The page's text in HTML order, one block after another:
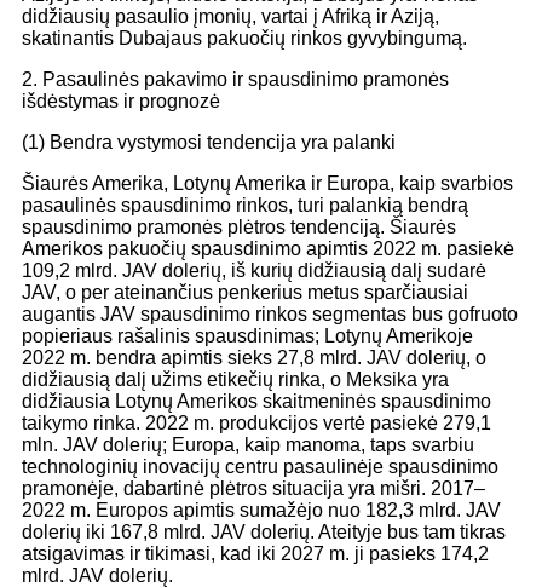
didžiausių pasaulio įmonių, vartai į Afriką ir Aziją,
skatinantis Dubajaus pakuočių rinkos gyvybingumą.
2. Pasaulinės pakavimo ir spausdinimo pramonės
išdėstymas ir prognozė
(1) Bendra vystymosi tendencija yra palanki
Šiaurės Amerika, Lotynų Amerika ir Europa, kaip svarbios
pasaulinės spausdinimo rinkos, turi palankią bendrą
spausdinimo pramonės plėtros tendenciją. Šiaurės
Amerikos pakuočių spausdinimo apimtis 2022 m. pasiekė
109,2 mlrd. JAV dolerių, iš kurių didžiausią dalį sudarė
JAV, o per ateinančius penkerius metus sparčiausiai
augantis JAV spausdinimo rinkos segmentas bus gofruoto
popieriaus rašalinis spausdinimas; Lotynų Amerikoje
2022 m. bendra apimtis sieks 27,8 mlrd. JAV dolerių, o
didžiausią dalį užims etikečių rinka, o Meksika yra
didžiausia Lotynų Amerikos skaitmeninės spausdinimo
taikymo rinka. 2022 m. produkcijos vertė pasiekė 279,1
mln. JAV dolerių; Europa, kaip manoma, taps svarbiu
technologinių inovacijų centru pasaulinėje spausdinimo
pramonėje, dabartinė plėtros situacija yra mišri. 2017–
2022 m. Europos apimtis sumažėjo nuo 182,3 mlrd. JAV
dolerių iki 167,8 mlrd. JAV dolerių. Ateityje bus tam tikras
atsigavimas ir tikimasi, kad iki 2027 m. ji pasieks 174,2
mlrd. JAV dolerių.